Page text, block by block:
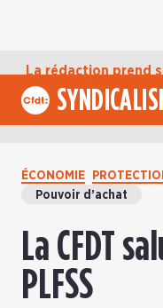
La rédaction prend
jusqu’au mardi
l’actualité de la
ÉCONOMIE
Pouvoir d’achat
La CFDT
PLFSS